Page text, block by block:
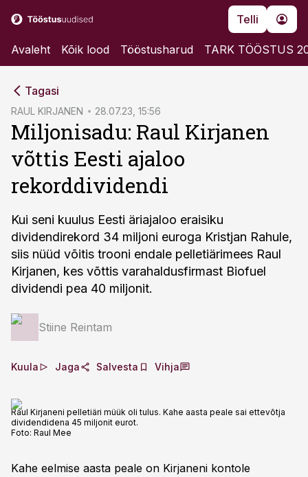
Telli
Avaleht Kõik lood Tööstusharud TARK TÖÖSTUS
Tagasi
RAUL KIRJANEN 28.07.23, 15:56
Miljonisadu: Raul Kirjanen
võttis Eesti ajaloo
rekorddividendi
Kui seni kuulus Eesti äriajaloo eraisiku
dividendirekord 34 miljoni euroga Kristjan Rahule,
siis nüüd võitis trooni endale pelletiärimees Raul
Kirjanen, kes võttis varahaldusfirmast Biofuel
dividendi pea 40 miljonit.
Stiine Reintam
Kuula Jaga Salvesta Vihja
Raul Kirjaneni pelletiäri müük oli tulus. Kahe aasta peale sai ettevõtja
dividendidena 45 miljonit eurot.
Foto: Raul Mee
Kahe eelmise aasta peale on Kirjaneni kontole